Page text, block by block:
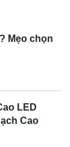
Mẹo chọn
LED
Cao